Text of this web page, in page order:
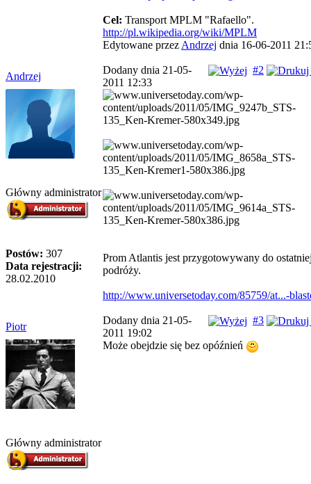
Cel: Transport MPLM "Rafaello".
http://pl.wikipedia.org/wiki/MPLM
Edytowane przez Andrzej dnia 16-06-2011
Andrzej
#2
Dodany dnia 21-05-
2011 12:33
Główny administrator
Postów: 307
Data rejestracji:
28.02.2010
Prom Atlantis jest przygotowywany do
podróży.
http://www.universetoday.com/85759/at...-
Piotr
#3
Dodany dnia 21-05-
2011 19:02
Główny administrator
Może obejdzie się bez opóźnień